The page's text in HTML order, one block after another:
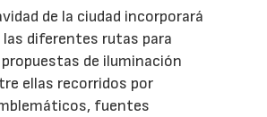
de la ciudad incorporará
las diferentes rutas para
de iluminación
ellas recorridos por
fuentes